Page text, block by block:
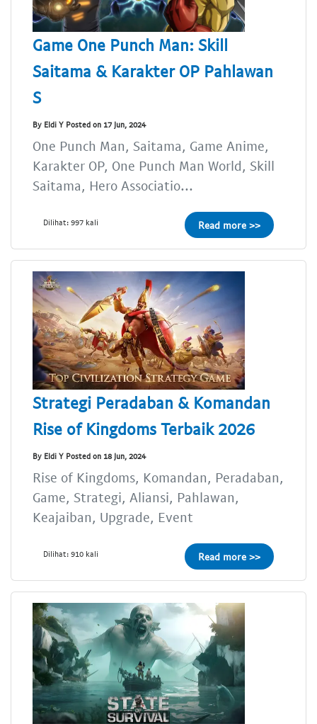
Game One Punch Man: Skill
Saitama & Karakter OP Pahlawan
S
By Eldi Y Posted on 17 Jun, 2024
One Punch Man, Saitama, Game Anime,
Karakter OP, One Punch Man World, Skill
Saitama, Hero Associatio...
Dilihat: 997 kali Read more >>
Strategi Peradaban & Komandan
Rise of Kingdoms Terbaik 2026
By Eldi Y Posted on 18 Jun, 2024
Rise of Kingdoms, Komandan, Peradaban,
Game, Strategi, Aliansi, Pahlawan,
Keajaiban, Upgrade, Event
Dilihat: 910 kali Read more >>